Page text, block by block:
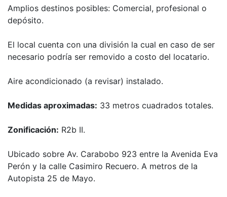
Amplios destinos posibles: Comercial, profesional o
depósito.
El local cuenta con una división la cual en caso de ser
necesario podría ser removido a costo del locatario.
Aire acondicionado (a revisar) instalado.
Medidas aproximadas: 33 metros cuadrados totales.
Zonificación: R2b II.
Ubicado sobre Av. Carabobo 923 entre la Avenida Eva
Perón y la calle Casimiro Recuero. A metros de la
Autopista 25 de Mayo.